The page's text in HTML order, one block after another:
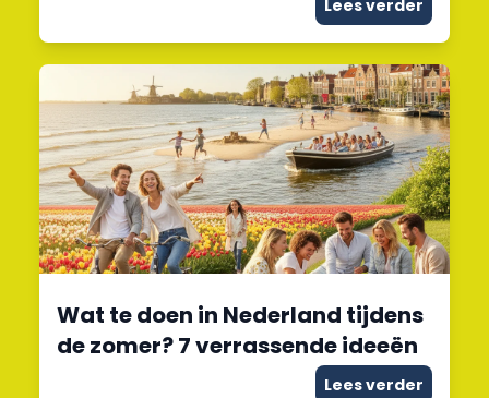
Lees verder
Wat te doen in Nederland tijdens
de zomer? 7 verrassende ideeën
Lees verder